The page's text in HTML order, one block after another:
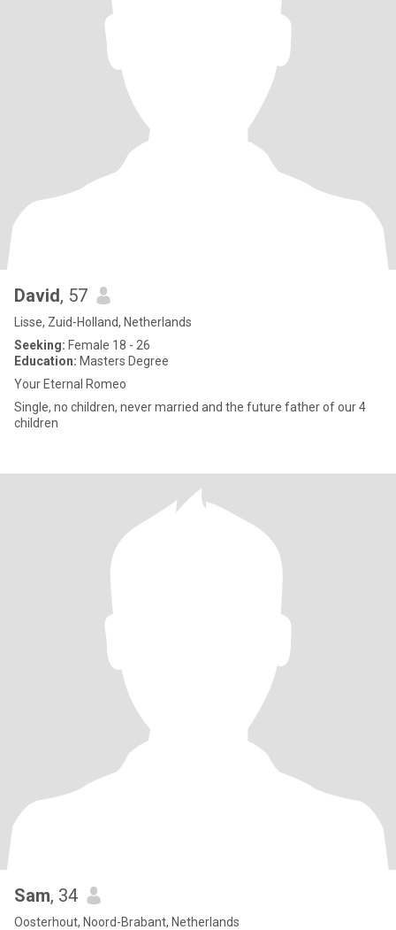
David, 57
Lisse, Zuid-Holland, Netherlands
Seeking: Female 18 - 26
Education: Masters Degree
Your Eternal Romeo
Single, no children, never married and the future father of our 4
children
Sam, 34
Oosterhout, Noord-Brabant, Netherlands